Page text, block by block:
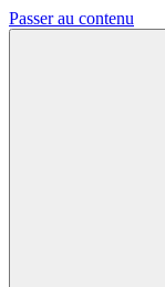
Passer au contenu